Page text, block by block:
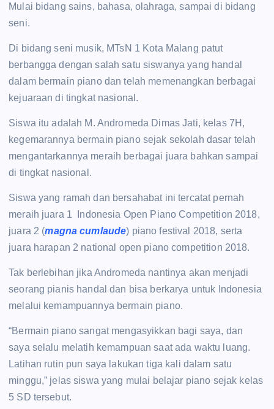
Mulai bidang sains, bahasa, olahraga, sampai di bidang
seni.
Di bidang seni musik, MTsN 1 Kota Malang patut
berbangga dengan salah satu siswanya yang handal
dalam bermain piano dan telah memenangkan berbagai
kejuaraan di tingkat nasional.
Siswa itu adalah M. Andromeda Dimas Jati, kelas 7H,
kegemarannya bermain piano sejak sekolah dasar telah
mengantarkannya meraih berbagai juara bahkan sampai
di tingkat nasional.
Siswa yang ramah dan bersahabat ini tercatat pernah
meraih juara 1 Indonesia Open Piano Competition 2018,
juara 2 (magna cumlaude) piano festival 2018, serta
juara harapan 2 national open piano competition 2018.
Tak berlebihan jika Andromeda nantinya akan menjadi
seorang pianis handal dan bisa berkarya untuk Indonesia
melalui kemampuannya bermain piano.
“Bermain piano sangat mengasyikkan bagi saya, dan
saya selalu melatih kemampuan saat ada waktu luang.
Latihan rutin pun saya lakukan tiga kali dalam satu
minggu,” jelas siswa yang mulai belajar piano sejak kelas
5 SD tersebut.